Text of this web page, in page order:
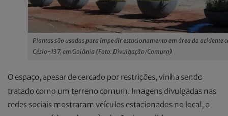
Plantas são usadas para impedir estacionamento em área do acidente
Césio-137, em Goiânia (Foto: Divulgação/Comurg)
O espaço, apesar de cercado por restrições, vinha sendo
tratado como um terreno comum. Imagens divulgadas nas
redes sociais mostraram veículos estacionados no local, o